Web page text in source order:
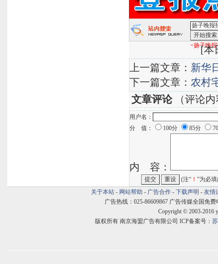
<扬子晚
[本
上一篇文章： 新华
下一篇文章： 农村
文章评论（评论内
用户名：
分 值：
100分 85分
内 容：
(注“ ！ ”为必
关于本站 - 网站帮助 - 广告合作 - 下载声明 - 友情
广告热线：025-86609867 广告传媒全国免费
Copyright © 2003-2016
版权所有 南京海盟广告有限公司 ICP备案号：